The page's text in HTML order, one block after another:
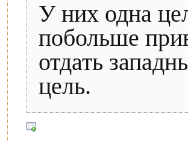
У них одна
побольше
отдать
цель.